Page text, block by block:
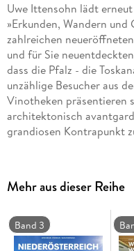
Uwe Ittensohn lädt
»Erkunden, Wandern
zahlreichen
und für Sie
dass die Pfalz - die
unzählige Besucher aus
Vinotheken präsentieren
architektonisch
grandiosen Kontrapunkt
Mehr aus dieser Reihe
Band 3